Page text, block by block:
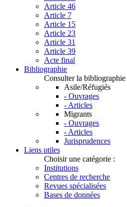
Article 46
Article 7
Article 15
Article 23
Article 31
Article 39
Acte final
Bibliographie
Consulter la bibliographie
Asile/Réfugiés
- Ouvrages
- Articles
Migrants
- Ouvrages
- Articles
Jurisprudences
Liens utiles
Choisir une catégorie :
Institutions
Centres de recherche
Revues spécialisées
Bases de données